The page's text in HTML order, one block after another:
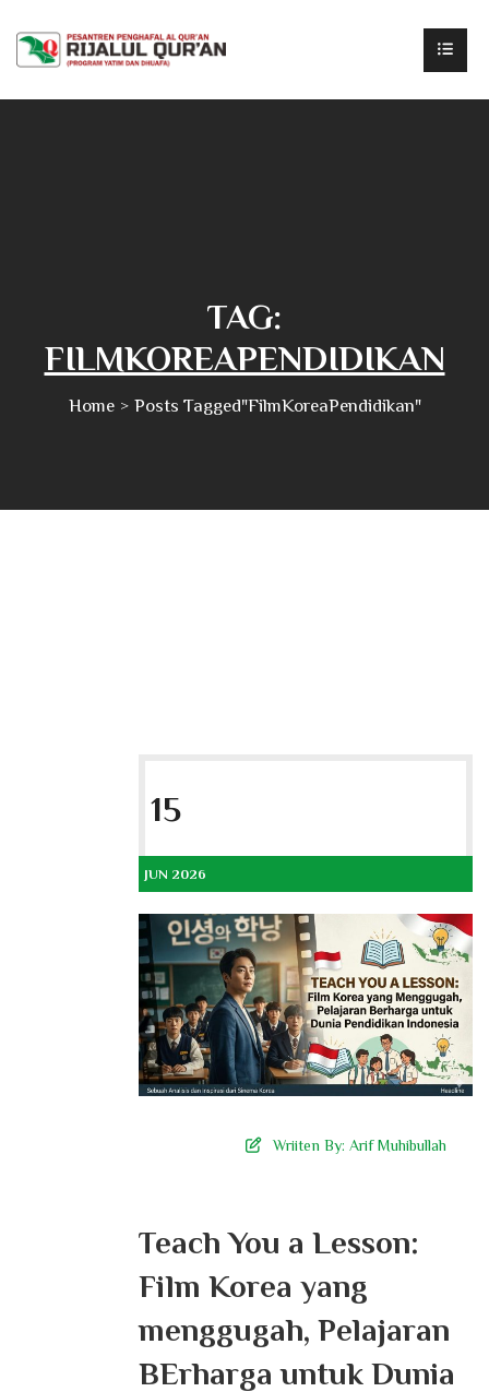
TAG:
FILMKOREAPENDIDIKAN
Home Posts Tagged"FilmKoreaPendidikan"
15
JUN 2026
Wriiten By: Arif Muhibullah
Teach You a Lesson:
Film Korea yang
menggugah, Pelajaran
BErharga untuk Dunia